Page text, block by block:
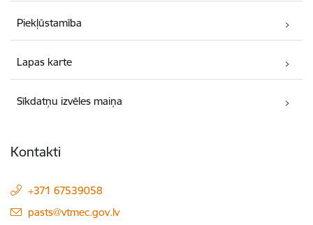
Piekļūstamība
Lapas karte
Sīkdatņu izvēles maiņa
Kontakti
+371 67539058
E-pasts:
pasts@vtmec.gov.lv